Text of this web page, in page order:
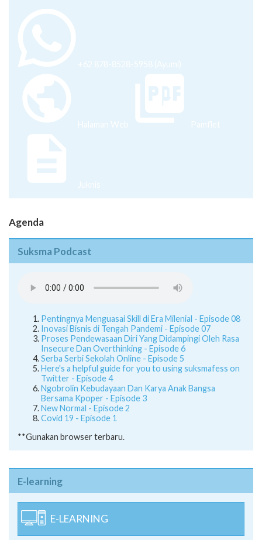
+62 878-8528-5958 (Ayumi)
Halaman Web Pamflet
Juknis
Agenda
Suksma Podcast
Pentingnya Menguasai Skill di Era Milenial - Episode 08
Inovasi Bisnis di Tengah Pandemi - Episode 07
Proses Pendewasaan Diri Yang Didampingi Oleh Rasa
Insecure Dan Overthinking - Episode 6
Serba Serbi Sekolah Online - Episode 5
Here's a helpful guide for you to using suksmafess on
Twitter - Episode 4
Ngobrolin Kebudayaan Dan Karya Anak Bangsa
Bersama Kpoper - Episode 3
New Normal - Episode 2
Covid 19 - Episode 1
**Gunakan browser terbaru.
E-learning
E-LEARNING